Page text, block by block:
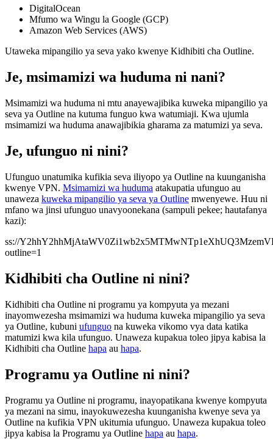
DigitalOcean
Mfumo wa Wingu la Google (GCP)
Amazon Web Services (AWS)
Utaweka mipangilio ya seva yako kwenye Kidhibiti cha Outline.
Je, msimamizi wa huduma ni nani?
Msimamizi wa huduma ni mtu anayewajibika kuweka mipangilio ya
seva ya Outline na kutuma funguo kwa watumiaji. Kwa ujumla
msimamizi wa huduma anawajibikia gharama za matumizi ya seva.
Je, ufunguo ni nini?
Ufunguo unatumika kufikia seva iliyopo ya Outline na kuunganisha
kwenye VPN. Msimamizi wa huduma atakupatia ufunguo au
unaweza kuweka mipangilio ya seva ya Outline mwenyewe. Huu ni
mfano wa jinsi ufunguo unavyoonekana (sampuli pekee; hautafanya
kazi):
ss://
outline=1
Kidhibiti cha Outline ni nini?
Kidhibiti cha Outline ni programu ya kompyuta ya mezani
inayomwezesha msimamizi wa huduma kuweka mipangilio ya seva
ya Outline, kubuni ufunguo na kuweka vikomo vya data katika
matumizi kwa kila ufunguo. Unaweza kupakua toleo jipya kabisa la
Kidhibiti cha Outline hapa au hapa.
Programu ya Outline ni nini?
Programu ya Outline ni programu, inayopatikana kwenye kompyuta
ya mezani na simu, inayokuwezesha kuunganisha kwenye seva ya
Outline na kufikia VPN ukitumia ufunguo. Unaweza kupakua toleo
jipya kabisa la Programu ya Outline hapa au hapa.